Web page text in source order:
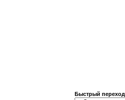
Быстрый переход